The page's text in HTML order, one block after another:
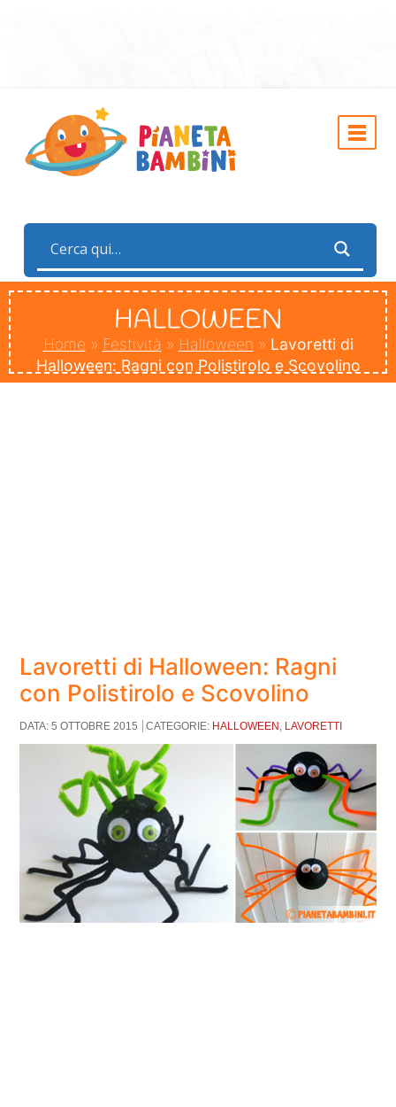
HALLOWEEN
Home » Festività » Halloween » Lavoretti di
Halloween: Ragni con Polistirolo e Scovolino
Lavoretti di Halloween: Ragni
con Polistirolo e Scovolino
DATA: 5 OTTOBRE 2015 CATEGORIE: HALLOWEEN , LAVORETTI